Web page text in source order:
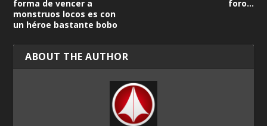
forma de vencer a
monstruos locos es con
un héroe bastante bobo
foro…
ABOUT THE AUTHOR